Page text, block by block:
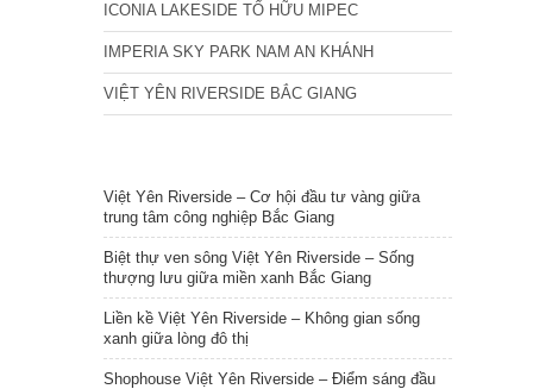
ICONIA LAKESIDE TỐ HỮU MIPEC
IMPERIA SKY PARK NAM AN KHÁNH
VIỆT YÊN RIVERSIDE BẮC GIANG
Việt Yên Riverside – Cơ hội đầu tư vàng giữa
trung tâm công nghiệp Bắc Giang
Biệt thự ven sông Việt Yên Riverside – Sống
thượng lưu giữa miền xanh Bắc Giang
Liền kề Việt Yên Riverside – Không gian sống
xanh giữa lòng đô thị
Shophouse Việt Yên Riverside – Điểm sáng đầu